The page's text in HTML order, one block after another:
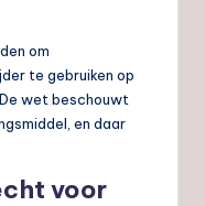
om
te gebruiken op
wet beschouwt
en daar
voor